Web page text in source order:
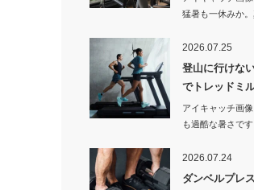
猛暑も一休みか
2026.07.25
登山に行けな
でトレッドミ
アイキャッチ画
も過酷な暑さで
2026.07.24
ダンベルプレ